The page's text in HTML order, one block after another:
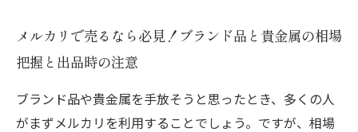
メルカリで売るなら必見！ブランド品と貴金属の相場
把握と出品時の注意
ブランド品や貴金属を手放そうと思ったとき、多くの人
がまずメルカリを利用することでしょう。ですが、相場